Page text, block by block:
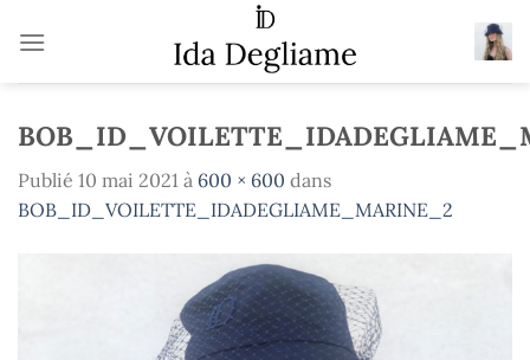
Publié 10 mai 2021 à 600 × 600 dans
BOB_ID_VOILETTE_IDADEGLIAME_MARINE_2